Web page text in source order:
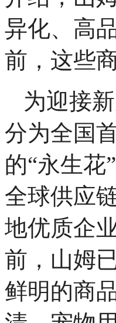
异化、高
前，这些
为迎接
分为全国
的“永生花
全球供应
地优质企
前，山姆
鲜明的商